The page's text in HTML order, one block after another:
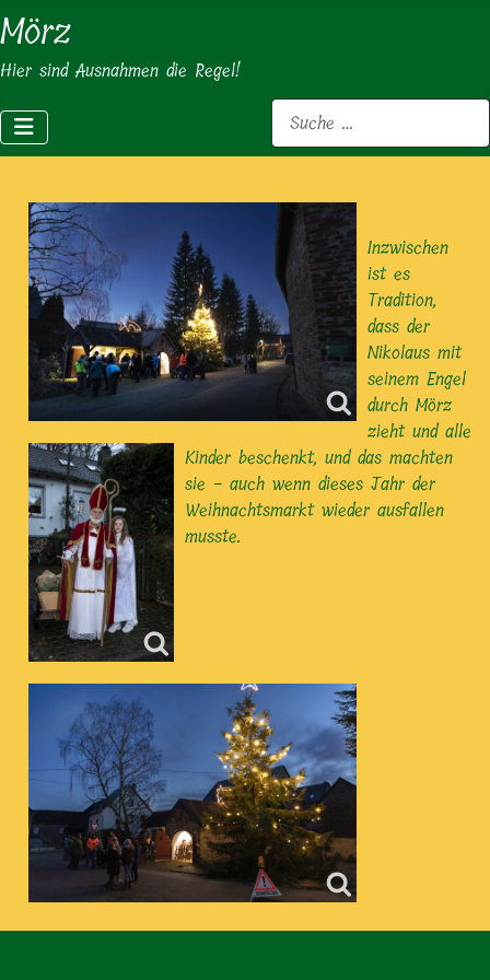
Mörz
Hier sind Ausnahmen die Regel!
Suchen
Inzwischen
ist es
Tradition,
dass der
Nikolaus mit
seinem Engel
durch Mörz
zieht und alle
Kinder beschenkt, und das machten
sie - auch wenn dieses Jahr der
Weihnachtsmarkt wieder ausfallen
musste.